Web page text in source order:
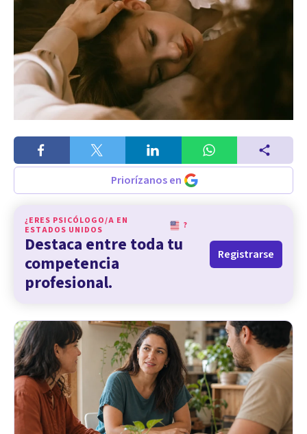
Priorízanos en
¿ERES PSICÓLOGO/A EN
ESTADOS UNIDOS
?
Destaca entre toda tu
competencia
profesional.
Registrarse